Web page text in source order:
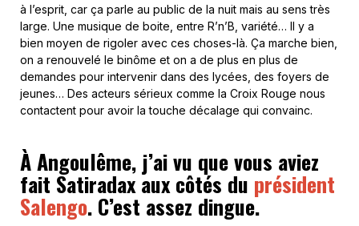
à l’esprit, car ça parle au public de la nuit mais au sens très
large. Une musique de boite, entre R’n’B, variété… Il y a
bien moyen de rigoler avec ces choses-là. Ça marche bien,
on a renouvelé le binôme et on a de plus en plus de
demandes pour intervenir dans des lycées, des foyers de
jeunes… Des acteurs sérieux comme la Croix Rouge nous
contactent pour avoir la touche décalage qui convainc.
À Angoulême, j’ai vu que vous aviez
fait Satiradax aux côtés du président
Salengo. C’est assez dingue.